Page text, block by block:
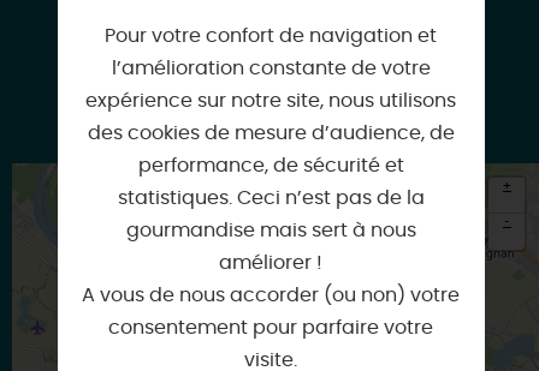
SAINT-BENOIT-SUR-LOIRE
+
-
Pour votre confort de navigation et
l’amélioration constante de votre
expérience sur notre site, nous utilisons
des cookies de mesure d’audience, de
performance, de sécurité et
statistiques. Ceci n’est pas de la
gourmandise mais sert à nous
améliorer !
A vous de nous accorder (ou non) votre
consentement pour parfaire votre
visite.